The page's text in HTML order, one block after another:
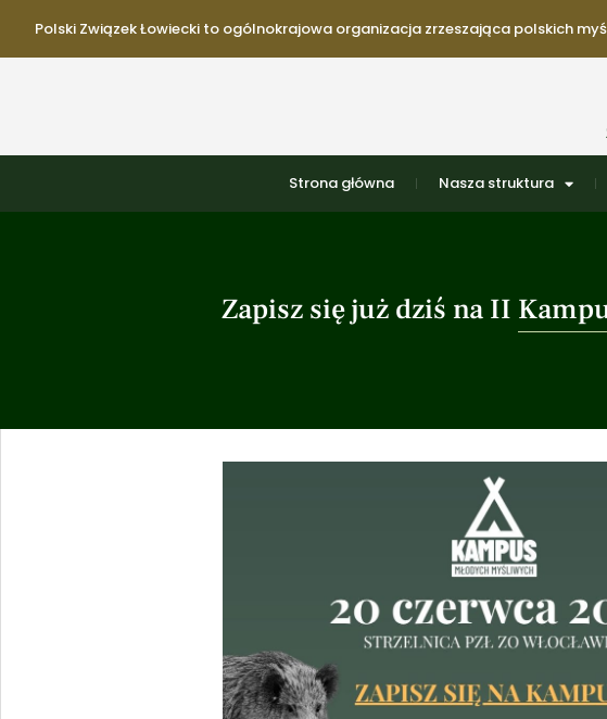
Polski Związek Łowiecki to ogólnokrajowa organizacja zrzeszająca polskich
Strona główna Nasza struktura
Zapisz się już dziś na II